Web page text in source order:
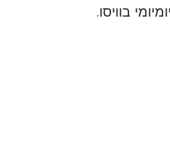
בוויסו.